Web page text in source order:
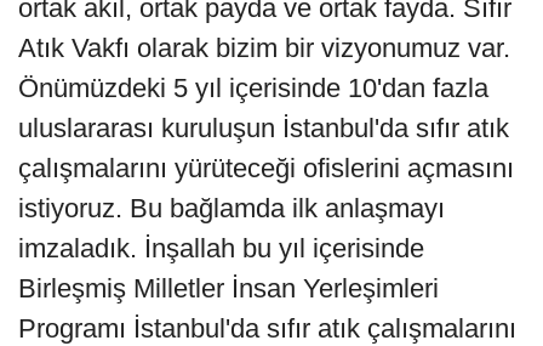
ortak akıl, ortak payda ve ortak fayda. Sıfır
Atık Vakfı olarak bizim bir vizyonumuz var.
Önümüzdeki 5 yıl içerisinde 10'dan fazla
uluslararası kuruluşun İstanbul'da sıfır atık
çalışmalarını yürüteceği ofislerini açmasını
istiyoruz. Bu bağlamda ilk anlaşmayı
imzaladık. İnşallah bu yıl içerisinde
Birleşmiş Milletler İnsan Yerleşimleri
Programı İstanbul'da sıfır atık çalışmalarını